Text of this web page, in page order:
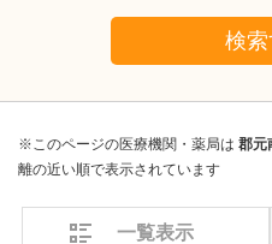
検索
※このページの医療機関・薬局は 郡元
離の近い順で表示されています
一覧表示